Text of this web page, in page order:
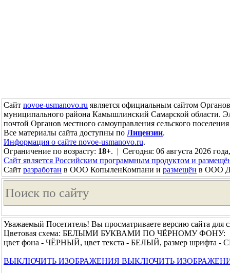
Сайт novoe-usmanovo.ru является официальным сайтом
муниципального района Камышлинский Самарской области.
почтой Органов местного самоуправления сельского
Все материалы сайта доступны по Лицензии.
Информация о сайте novoe-usmanovo.ru.
Ограничение по возрасту: 18+. | Сегодня: 06 августа 2026
Сайт является Российским программным продуктом и
Сайт разработан в ООО КопыленКомпани и размещён в ООО
Уважаемый Посетитель! Вы просматриваете версию сайта для
Цветовая схема: БЕЛЫМИ БУКВАМИ ПО ЧЁРНОМУ ФОНУ:
цвет фона - ЧЁРНЫЙ, цвет текста - БЕЛЫЙ, размер шрифта
ВЫКЛЮЧИТЬ ИЗОБРАЖЕНИЯ ВЫКЛЮЧИТЬ